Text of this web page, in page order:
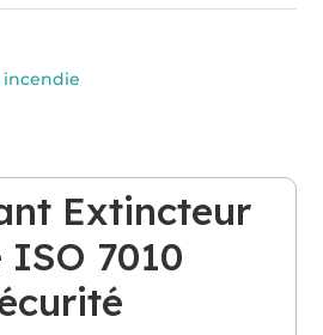
incendie
Extincteur
7010